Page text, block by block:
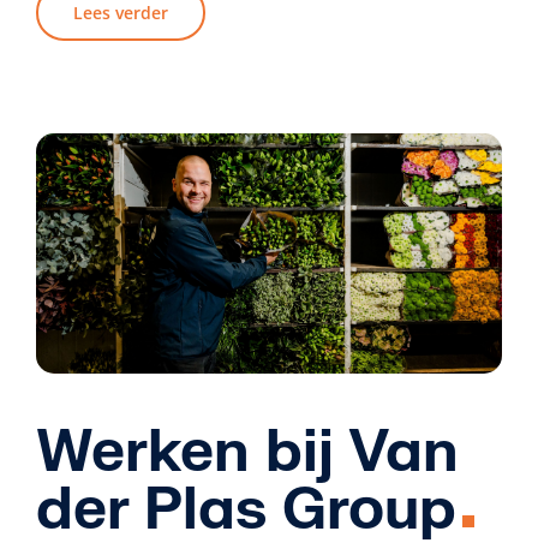
Lees verder
Werken bij Van
der Plas Group